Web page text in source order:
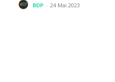
BDP - 24 Mai 2023